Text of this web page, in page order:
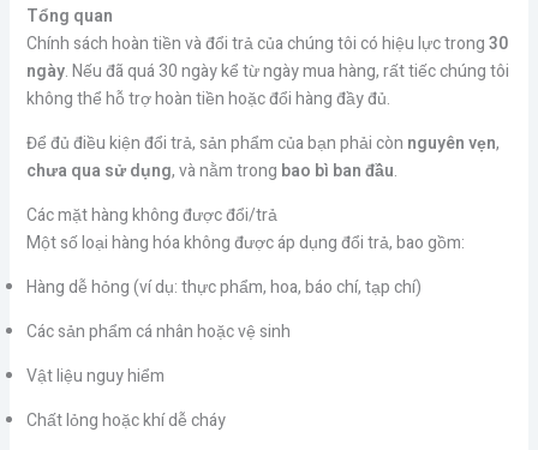
Tổng quan
Chính sách hoàn tiền và đổi trả của chúng tôi có hiệu lực trong30
ngày. Nếu đã quá 30 ngày kể từ ngày mua hàng, rất tiếc chúng tôi
không thể hỗ trợ hoàn tiền hoặc đổi hàng đầy đủ.
Để đủ điều kiện đổi trả, sản phẩm của bạn phải còn nguyên vẹn,
chưa qua sử dụng, và nằm trong bao bì ban đầu.
Các mặt hàng không được đổi/trả
Một số loại hàng hóa không được áp dụng đổi trả, bao gồm:
Hàng dễ hỏng (ví dụ: thực phẩm, hoa, báo chí, tạp chí)
Các sản phẩm cá nhân hoặc vệ sinh
Vật liệu nguy hiểm
Chất lỏng hoặc khí dễ cháy